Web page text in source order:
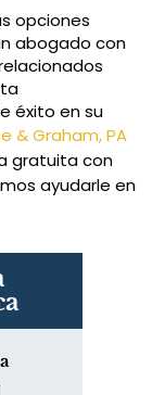
opciones
abogado con
éxito en su
& Graham, PA
gratuita con
ayudarle en